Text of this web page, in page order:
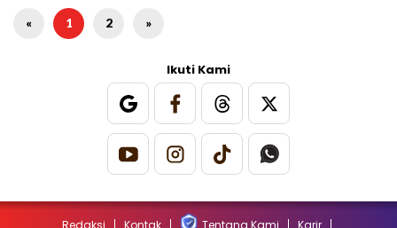
« 1 2 »
Ikuti Kami
Redaksi Kontak Tentang Kami Karir